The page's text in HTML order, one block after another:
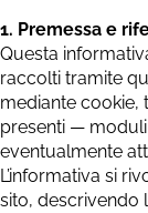
1. Premessa e
Questa
raccolti tramite
mediante
presenti —
eventualmente
L’informativa si
sito, descrivendo